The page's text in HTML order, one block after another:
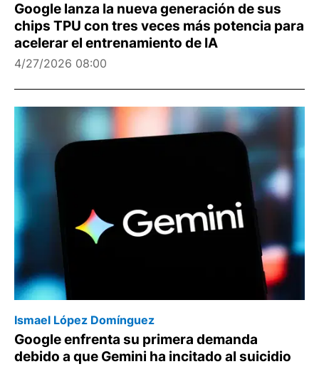
Google lanza la nueva generación de sus
chips TPU con tres veces más potencia para
acelerar el entrenamiento de IA
4/27/2026 08:00
Ismael López Domínguez
Google enfrenta su primera demanda
debido a que Gemini ha incitado al suicidio